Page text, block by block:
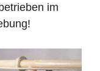
im